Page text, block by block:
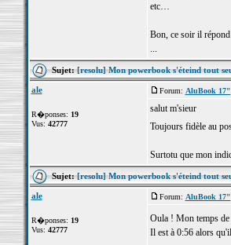
etc…
Bon, ce soir il
...
Sujet:[resolu] Mon powerbook s'éteind tout
ale
R�ponses: 19
Vus: 42777
Forum: AluBook 17"
salut m'sieur
Toujours fidèle au
Surtotu que mon
Sujet:[resolu] Mon powerbook s'éteind tout
ale
R�ponses: 19
Vus: 42777
Forum: AluBook 17"
Oula ! Mon temps
Il est à 0:56 alors